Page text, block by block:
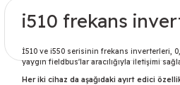
i510 frekans
İ510 ve i550 serisinin frekans inverterleri,
yaygın fieldbus'lar aracılığıyla iletişimi
Her iki cihaz da aşağıdaki ayırt edici